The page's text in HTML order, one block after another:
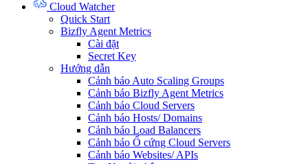
Cloud Watcher
Quick Start
Bizfly Agent Metrics
Cài đặt
Secret Key
Hướng dẫn
Cảnh báo Auto Scaling Groups
Cảnh báo Bizfly Agent Metrics
Cảnh báo Cloud Servers
Cảnh báo Hosts/ Domains
Cảnh báo Load Balancers
Cảnh báo Ổ cứng Cloud Servers
Cảnh báo Websites/ APIs